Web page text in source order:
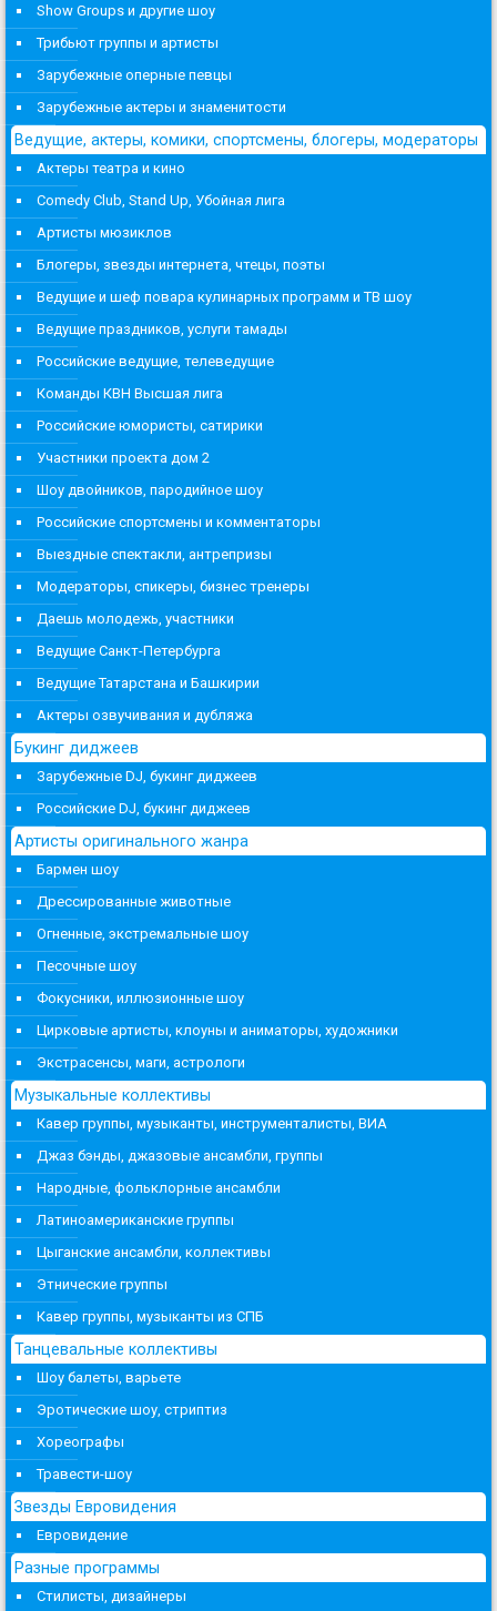
Show Groups и другие шоу
Трибьют группы и артисты
Зарубежные оперные певцы
Зарубежные актеры и знаменитости
Ведущие, актеры, комики, спортсмены, блогеры, модераторы
Актеры театра и кино
Comedy Club, Stand Up, Убойная лига
Артисты мюзиклов
Блогеры, звезды интернета, чтецы, поэты
Ведущие и шеф повара кулинарных программ и ТВ шоу
Ведущие праздников, услуги тамады
Российские ведущие, телеведущие
Команды КВН Высшая лига
Российские юмористы, сатирики
Участники проекта дом 2
Шоу двойников, пародийное шоу
Российские спортсмены и комментаторы
Выездные спектакли, антрепризы
Модераторы, спикеры, бизнес тренеры
Даешь молодежь, участники
Ведущие Санкт-Петербурга
Ведущие Татарстана и Башкирии
Актеры озвучивания и дубляжа
Букинг диджеев
Зарубежные DJ, букинг диджеев
Российские DJ, букинг диджеев
Артисты оригинального жанра
Бармен шоу
Дрессированные животные
Огненные, экстремальные шоу
Песочные шоу
Фокусники, иллюзионные шоу
Цирковые артисты, клоуны и аниматоры, художники
Экстрасенсы, маги, астрологи
Музыкальные коллективы
Кавер группы, музыканты, инструменталисты, ВИА
Джаз бэнды, джазовые ансамбли, группы
Народные, фольклорные ансамбли
Латиноамериканские группы
Цыганские ансамбли, коллективы
Этнические группы
Кавер группы, музыканты из СПБ
Танцевальные коллективы
Шоу балеты, варьете
Эротические шоу, стриптиз
Хореографы
Травести-шоу
Звезды Евровидения
Евровидение
Разные программы
Стилисты, дизайнеры